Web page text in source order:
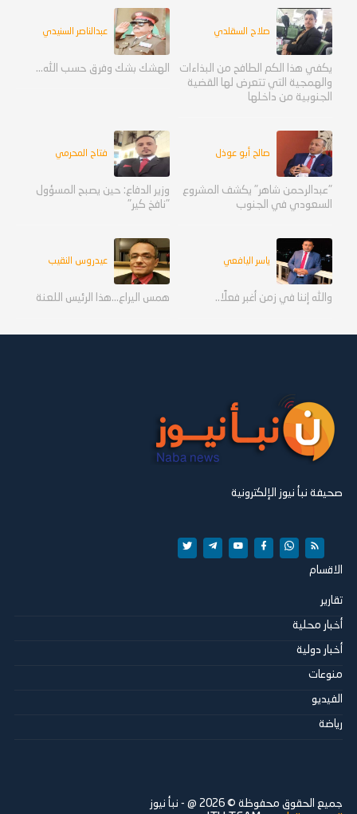
صلاح السقلدي
يكفي هذا الكم الطافح من البذاءات
والهمجية التي تتعرض لها القضية
الجنوبية من داخلها
عبدالناصر السنيدي
الهشك بشك وفرق حسب الله...
صالح أبو عوذل
"عبدالرحمن شاهر" يكشف المشروع
السعودي في الجنوب
فتاح المحرمي
وزير الدفاع: حين يصبح المسؤول
"نافخ كير"
ياسر اليافعي
والله إننا في زمن أغبر فعلًا..
عيدروس النقيب
همس اليراع...هذا الرئيس اللعنة
صحيفة نبأ نيوز الإلكترونية
الاقسام
تقارير
أخبار محلية
أخبار دولية
منوعات
الفيديو
رياضة
جميع الحقوق محفوظة © 2026 @ - نبأ نيوز